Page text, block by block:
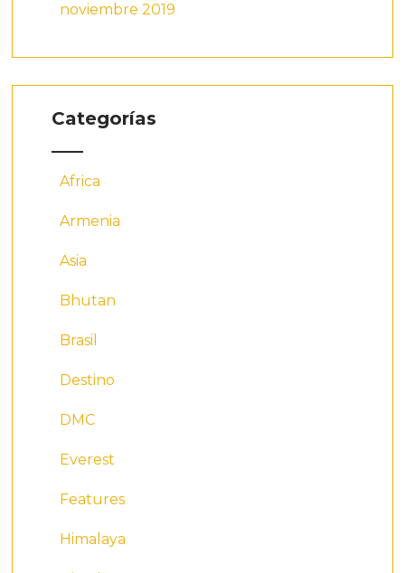
noviembre 2019
Categorías
Africa
Armenia
Asia
Bhutan
Brasil
Destino
DMC
Everest
Features
Himalaya